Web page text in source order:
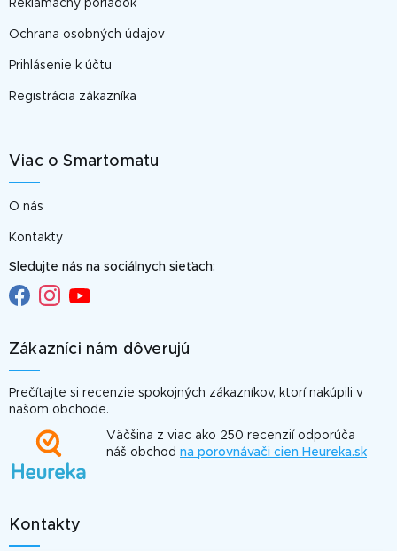
Reklamačný poriadok
Ochrana osobných údajov
Prihlásenie k účtu
Registrácia zákazníka
Viac o Smartomatu
O nás
Kontakty
Sledujte nás na sociálnych sieťach:
Zákazníci nám dôverujú
Prečítajte si recenzie spokojných zákazníkov, ktorí nakúpili v
našom obchode.
Väčšina z viac ako 250 recenzií odporúča
náš obchod na porovnávači cien Heureka.sk
Kontakty